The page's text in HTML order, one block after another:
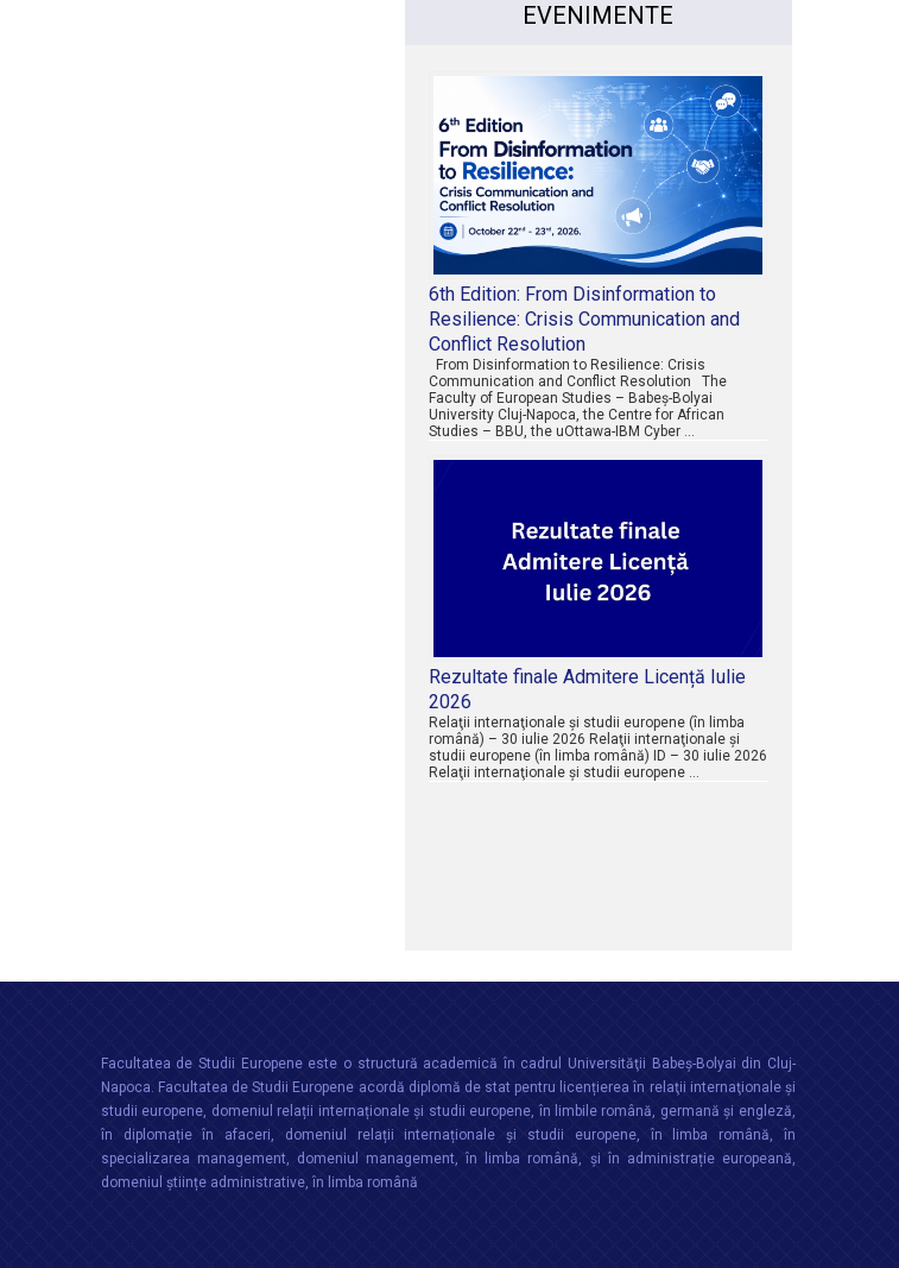
EVENIMENTE
6th Edition: From Disinformation to
Resilience: Crisis Communication and
Conflict Resolution
From Disinformation to Resilience: Crisis
Communication and Conflict Resolution The
Faculty of European Studies – Babeș-Bolyai
University Cluj-Napoca, the Centre for African
Studies – BBU, the uOttawa-IBM Cyber …
Rezultate finale Admitere Licență Iulie
2026
Relaţii internaţionale şi studii europene (în limba
română) – 30 iulie 2026 Relaţii internaţionale şi
studii europene (în limba română) ID – 30 iulie 2026
Relaţii internaţionale şi studii europene …
Facultatea de Studii Europene este o structură academică în cadrul Universităţii Babeș-Bolyai din Cluj-
Napoca. Facultatea de Studii Europene acordă diplomă de stat pentru licențierea în relaţii internaţionale şi
studii europene, domeniul relații internaționale şi studii europene, în limbile română, germană și engleză,
în diplomație în afaceri, domeniul relații internaționale și studii europene, în limba română, în
specializarea management, domeniul management, în limba română, și în administrație europeană,
domeniul științe administrative, în limba română